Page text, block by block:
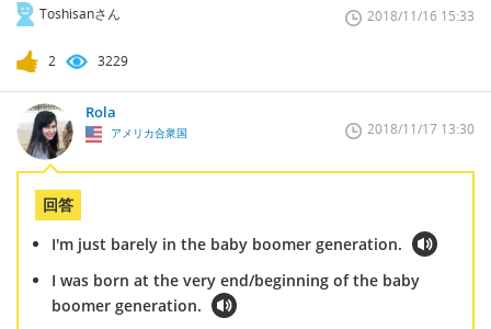
Toshisanさん 2018/11/16 15:33
2 3229
Rola
アメリカ合衆国 2018/11/17 13:30
回答
I'm just barely in the baby boomer generation.
I was born at the very end/beginning of the baby
boomer generation.